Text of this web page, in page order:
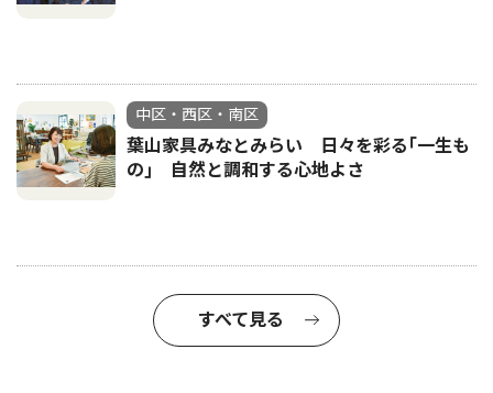
中区・西区・南区
葉山家具みなとみらい 日々を彩る｢一生も
の｣ 自然と調和する心地よさ
すべて見る